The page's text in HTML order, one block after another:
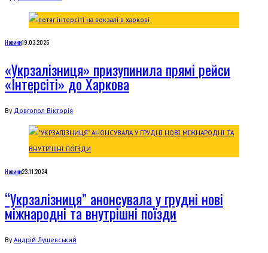
Новини19.03.2026
«Укрзалізниця» призупинила прямі рейси
«Інтерсіті» до Харкова
By Довгопол Вікторія
Новини23.11.2024
“Укрзалізниця” анонсувала у грудні нові
міжнародні та внутрішні поїзди
By Андрій Лущевський